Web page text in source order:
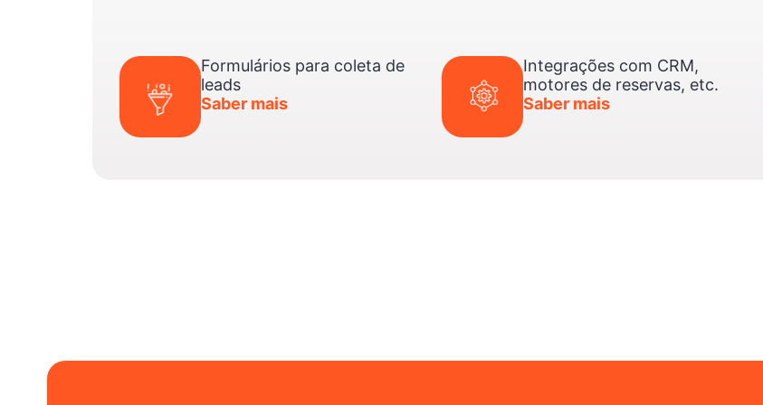
Formulários para coleta de
leads
Saber mais
Integrações com CRM,
motores de reservas, etc.
Saber mais